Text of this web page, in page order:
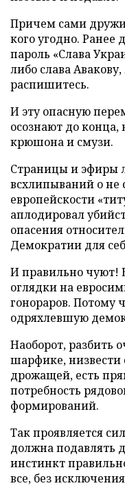
Причем сами
кого угодно. Ранее
пароль «Слава
либо слава
распишитесь.
И эту опасную
осознают до
крюшона и смузи.
Страницы и эфиры
всхлипываний о не
европейскости
аплодировал
опасения
Демократии для
И правильно чуют!
оглядки на
гонораров. Потому
одряхлевшую
Наоборот, разбить
шарфике, низвести
дрожащей, есть
потребность
формирований.
Так проявляется
должна подавлять
инстинкт
все, без